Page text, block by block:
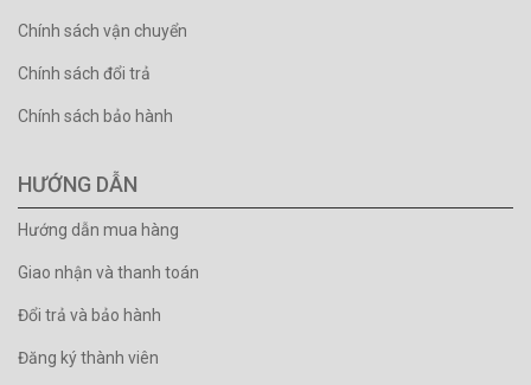
Chính sách vận chuyển
Chính sách đổi trả
Chính sách bảo hành
HƯỚNG DẪN
Hướng dẫn mua hàng
Giao nhận và thanh toán
Đổi trả và bảo hành
Đăng ký thành viên